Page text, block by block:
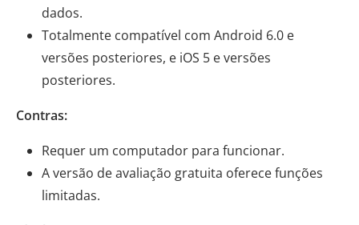
dados.
Totalmente compatível com Android 6.0 e
versões posteriores, e iOS 5 e versões
posteriores.
Contras:
Requer um computador para funcionar.
A versão de avaliação gratuita oferece funções
limitadas.